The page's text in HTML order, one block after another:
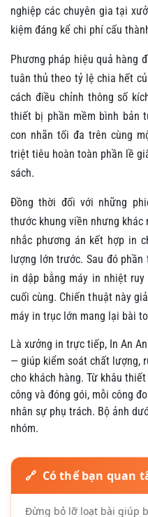
nghiệp các chuyên gia tại
kiệm đáng kể chi phí cấu
Phương pháp hiệu quả hàng
tuân thủ theo tỷ lệ chia hết
cách điều chỉnh thông số
thiết bị phần mềm bình bản
con nhãn tối đa trên cùng
triệt tiêu hoàn toàn phần lề
sách.
Đồng thời đối với những
thước khung viền nhưng khác
nhắc phương án kết hợp in
lượng lớn trước. Sau đó
in dập bằng máy in nhiệt
cuối cùng. Chiến thuật này
máy in trục lớn mang lại bài
Là xưởng in trực tiếp, In An
— giúp kiểm soát chất lượng,
cho khách hàng. Từ khâu
công và đóng gói, mỗi công
nhân sự phụ trách. Bộ ảnh
nhóm.
🔗 Có thể bạn quan
Đừng bỏ lỡ loạt bài giúp